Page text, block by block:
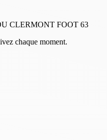
CLERMONT FOOT 63
chaque moment.